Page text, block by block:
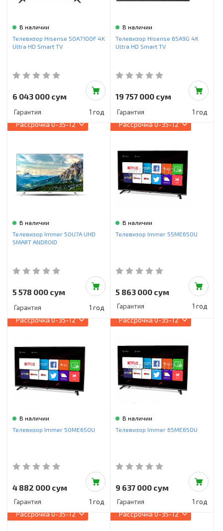
В наличии
Телевизор Hisense 50A7100F 4K
Ultra HD Smart TV
6 043 000 сум
Гарантия 1 год
В наличии
Телевизор Hisense 65A9G 4K
Ultra HD Smart TV
19 757 000 сум
Гарантия 1 год
Рассрочка0-35-12
В наличии
Телевизор Immer 50U7A UHD
SMART ANDROID
5 578 000 сум
Гарантия 1 год
Рассрочка0-35-12
В наличии
Телевизор Immer 55ME650U
5 863 000 сум
Гарантия 1 год
Рассрочка0-35-12
В наличии
Телевизор Immer 50ME650U
4 882 000 сум
Гарантия 1 год
Рассрочка0-35-12
В наличии
Телевизор Immer 65ME650U
9 637 000 сум
Гарантия 1 год
Рассрочка0-35-12 Рассрочка0-35-12